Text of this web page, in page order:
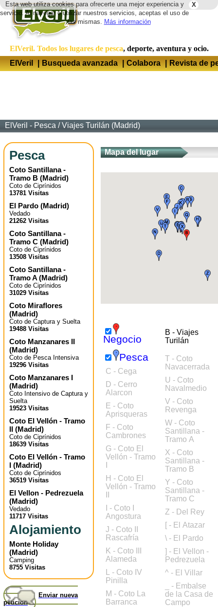
X
Esta web utiliza cookies para ofrecerte una mejor experiencia y
servicio. Al navegar o utilizar nuestros servicios, aceptas el uso de
las mismas. Más información
ElVeril. Todos los lugares de pesca, deporte, aventura y ocio.
ElVeril
| Busqueda avanzada | Colabora | Revista de
ElVeril - Pesca /Viajes Turilán (Madrid)
Pesca
Coto Santillana -
Tramo B (Madrid)
Coto de Ciprínidos
13781 Visitas
El Pardo (Madrid)
Vedado
21262 Visitas
Coto Santillana -
Tramo C (Madrid)
Coto de Ciprínidos
13508 Visitas
Coto Santillana -
Tramo A (Madrid)
Coto de Ciprínidos
31029 Visitas
Coto Miraflores
(Madrid)
Coto de Captura y Suelta
19488 Visitas
Coto Manzanares II
(Madrid)
Coto de Pesca Intensiva
19296 Visitas
Coto Manzanares I
(Madrid)
Coto Intensivo de Captura y
Suelta
19523 Visitas
Coto El Vellón - Tramo
II (Madrid)
Coto de Ciprínidos
18639 Visitas
Coto El Vellón - Tramo
I (Madrid)
Coto de Ciprínidos
36519 Visitas
El Vellon - Pedrezuela
(Madrid)
Vedado
11717 Visitas
Alojamiento
Monte Holiday
(Madrid)
Camping
8755 Visitas
Enviar nueva
petición
Mapa del lugar
Negocio
B - Viajes
Turilán
Pesca
C - Cega
D - Cerro
Alarcon
E - Coto
Aprisqueras
F - Coto
Cambrones
G - Coto El
Vellón - Tramo
H - Coto El
Vellón - Tramo
I - Coto I
Angostura
J - Coto II
Rascafría
K - Coto III
Alameda
L - Coto IV
Pinilla
M - Coto La
Barranca
T - Coto
Navacerrada
U - Coto
Navalmedio
V - Coto
Revenga
W - Coto
Santillana -
Tramo A
X - Coto
Santillana -
Tramo B
Y - Coto
Santillana -
Tramo C
Z - Del Rey
[ - El Atazar
\ - El Pardo
] - El Vellon -
Pedrezuela
^ - El Villar
_ - Embalse
de la Casa de
Campo